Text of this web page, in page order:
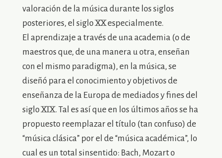
valoración de la música durante los siglos
posteriores, el siglo XX especialmente.
El aprendizaje a través de una academia (o de
maestros que, de una manera u otra, enseñan
con el mismo paradigma), en la música, se
diseñó para el conocimiento y objetivos de
enseñanza de la Europa de mediados y fines del
siglo XIX. Tal es así que en los últimos años se ha
propuesto reemplazar el título (tan confuso) de
“música clásica” por el de “música académica”, lo
cual es un total sinsentido: Bach, Mozart o